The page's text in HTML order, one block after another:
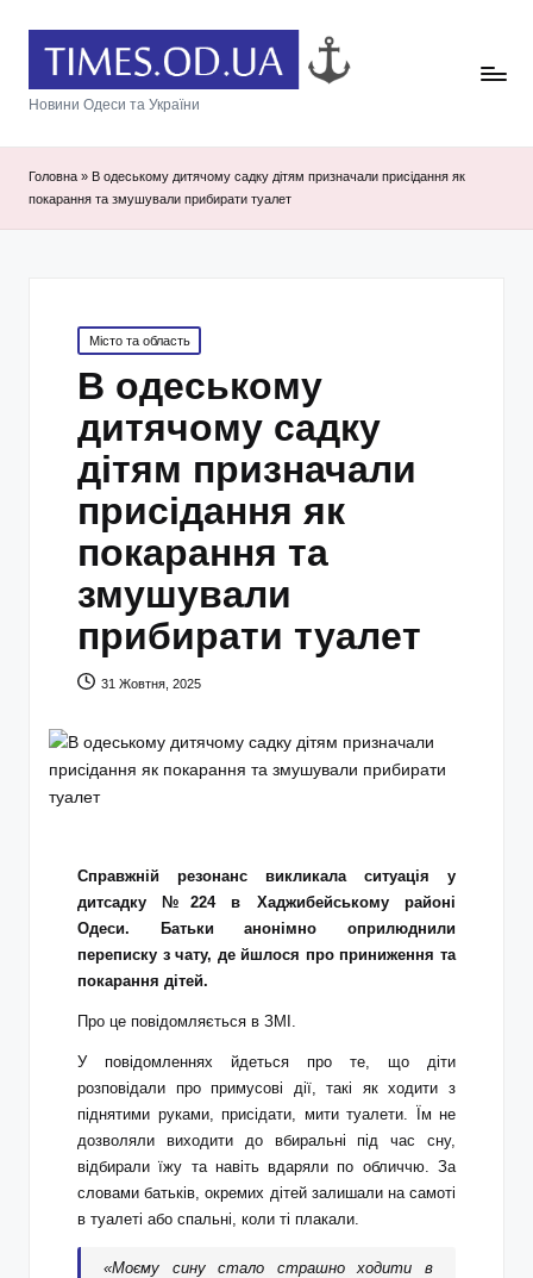
Новини Одеси та України
Головна » В одеському дитячому садку дітям призначали присідання як
покарання та змушували прибирати туалет
Posted
in
Місто та область
В одеському
дитячому садку
дітям призначали
присідання як
покарання та
змушували
прибирати туалет
31 Жовтня, 2025
Справжній резонанс викликала ситуація у
дитсадку №224 в Хаджибейському районі
Одеси. Батьки анонімно оприлюднили
переписку з чату, де йшлося про приниження та
покарання дітей.
Про це повідомляється в ЗМІ.
У повідомленнях йдеться про те, що діти
розповідали про примусові дії, такі як ходити з
піднятими руками, присідати, мити туалети. Їм не
дозволяли виходити до вбиральні під час сну,
відбирали їжу та навіть вдаряли по обличчю. За
словами батьків, окремих дітей залишали на самоті
в туалеті або спальні, коли ті плакали.
«Моєму сину стало страшно ходити в